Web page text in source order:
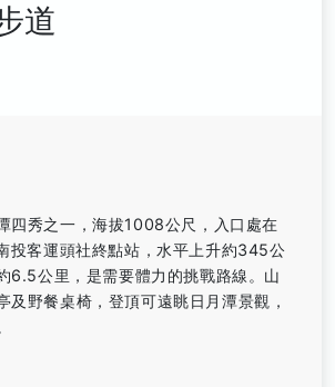
道
四秀之一，海拔1008公尺，入口處在
投客運頭社終點站，水平上升約345公
6.5公里，是需要體力的挑戰路線。山
及野餐桌椅，登頂可遠眺日月潭景觀，